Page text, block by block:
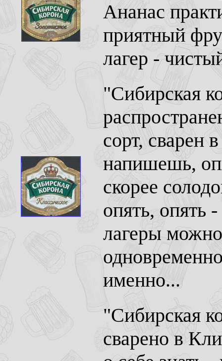
Ананас
приятный
лагер -
"Сибирская
сорт, сварен
напишешь,
скорее
опять, опять
лагеры
именно...
"Сибирская
сварено в